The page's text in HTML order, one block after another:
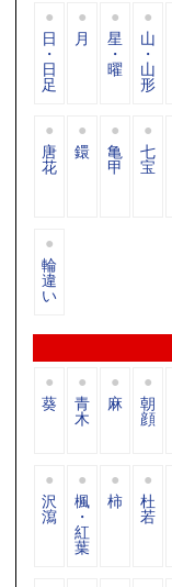
日
・
日
足
月 星
・
曜
山
・
山
形
唐
花
鐶 亀
甲
七
宝
輪
違
い
葵 青
木
麻 朝
顔
沢
瀉
楓
・
紅
葉
柿 杜
若